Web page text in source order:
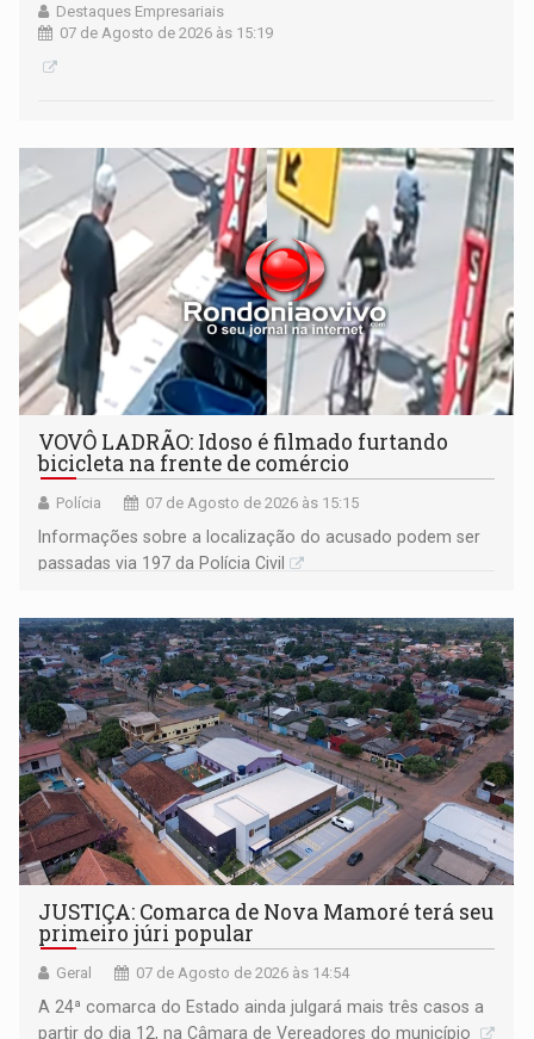
Destaques Empresariais
07 de Agosto de 2026 às 15:19
VOVÔ LADRÃO: Idoso é filmado furtando
bicicleta na frente de comércio
Polícia 07 de Agosto de 2026 às 15:15
Informações sobre a localização do acusado podem ser
passadas via 197 da Polícia Civil
JUSTIÇA: Comarca de Nova Mamoré terá seu
primeiro júri popular
Geral 07 de Agosto de 2026 às 14:54
A 24ª comarca do Estado ainda julgará mais três casos a
partir do dia 12, na Câmara de Vereadores do município